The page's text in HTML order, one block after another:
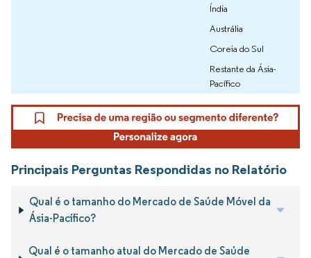
Índia
Austrália
Coreia do Sul
Restante da Ásia-
Pacífico
Principais Perguntas Respondidas no Relatório
Qual é o tamanho do Mercado de Saúde Móvel da
Ásia-Pacífico?
Qual é o tamanho atual do Mercado de Saúde